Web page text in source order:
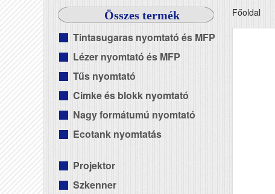
Összes termék
Tintasugaras nyomtató és MFP
Lézer nyomtató és MFP
Tűs nyomtató
Cimke és blokk nyomtató
Nagy formátumú nyomtató
Ecotank nyomtatás
Projektor
Szkenner
Főoldal